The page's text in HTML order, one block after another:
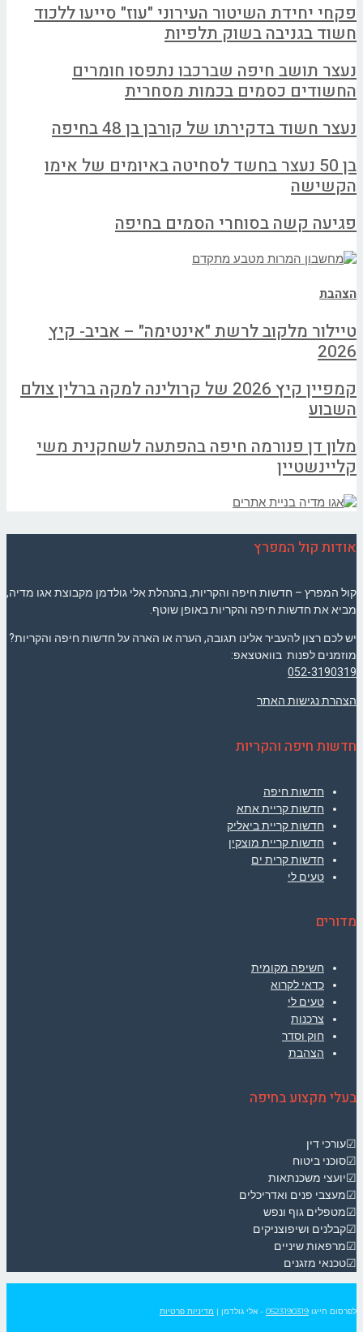
פקחי יחידת השיטור העירוני "עוז" סייעו ללכוד
חשוד בגניבה בשוק תלפיות
נעצר תושב חיפה שברכבו נתפסו חומרים
החשודים כסמים בכמות מסחרית
נעצר חשוד בדקירתו של קורבן בן 48 בחיפה
בן 50 נעצר בחשד לסחיטה באיומים של אימו
הקשישה
פגיעה קשה בסוחרי הסמים בחיפה
הצהבת
טיילור מלקוב לרשת "אינטימה" – אביב- קיץ
2026
קמפיין קיץ 2026 של קרולינה למקה ברלין צולם
השבוע
מלון דן פנורמה חיפה בהפתעה לשחקנית משי
קליינשטיין
אודות קול המפרץ
קול המפרץ – חדשות חיפה והקריות, בהנהלת אלי גולדמן מקבוצת אגו מדיה,
מביא את חדשות חיפה והקריות באופן שוטף.
יש לכם רצון להעביר אלינו תגובה, הערה או הארה על חדשות חיפה והקריות?
מוזמנים לפנות בוואטצאפ:
052-3190319
הצהרת נגישות האתר
חדשות חיפה והקריות
חדשות חיפה
חדשות קריית אתא
חדשות קריית ביאליק
חדשות קריית מוצקין
חדשות קרית ים
טעים לי
מדורים
חשיפה מקומית
כדאי לקרוא
טעים לי
צרכנות
חוק וסדר
הצהבת
בעלי מקצוע בחיפה
☑עורכי דין
☑סוכני ביטוח
☑יועצי משכנתאות
☑מעצבי פנים ואדריכלים
☑מטפלים גוף ונפש
☑קבלנים ושיפוצניקים
☑מרפאות שיניים
☑טכנאי מזגנים
לפרסום חייגו 0523190319 - אלי גולדמן | מדיניות פרטיות